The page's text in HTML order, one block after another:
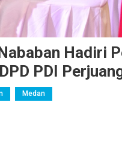
Hadiri
PDI
Medan